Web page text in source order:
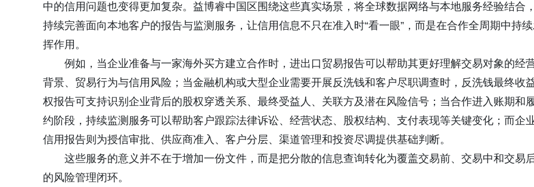
中的信用问题也变得更加复杂。益博睿中国区围绕这些真实场景，将全球数据网络与本地服务经验结合，
持续完善面向本地客户的报告与监测服务，让信用信息不只在准入时“看一眼”，而是在合作全周期中持
挥作用。
例如，当企业准备与一家海外买方建立合作时，进出口贸易报告可以帮助其更好理解交易对象的经
背景、贸易行为与信用风险；当金融机构或大型企业需要开展反洗钱和客户尽职调查时，反洗钱最终收
权报告可支持识别企业背后的股权穿透关系、最终受益人、关联方及潜在风险信号；当合作进入账期和
约阶段，持续监测服务可以帮助客户跟踪法律诉讼、经营状态、股权结构、支付表现等关键变化；而企
信用报告则为授信审批、供应商准入、客户分层、渠道管理和投资尽调提供基础判断。
这些服务的意义并不在于增加一份文件，而是把分散的信息查询转化为覆盖交易前、交易中和交易
的风险管理闭环。